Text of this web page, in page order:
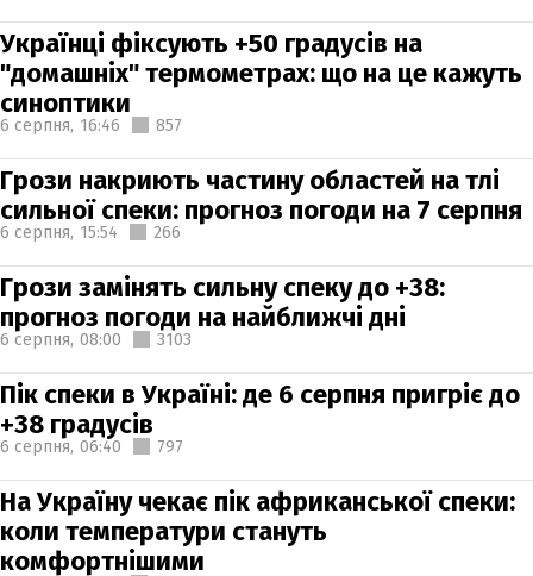
Українці фіксують +50 градусів на
"домашніх" термометрах: що на це кажуть
синоптики
6 серпня, 16:46 857
Грози накриють частину областей на тлі
сильної спеки: прогноз погоди на 7 серпня
6 серпня, 15:54 266
Грози замінять сильну спеку до +38:
прогноз погоди на найближчі дні
6 серпня, 08:00 3103
Пік спеки в Україні: де 6 серпня пригріє до
+38 градусів
6 серпня, 06:40 797
На Україну чекає пік африканської спеки:
коли температури стануть
комфортнішими